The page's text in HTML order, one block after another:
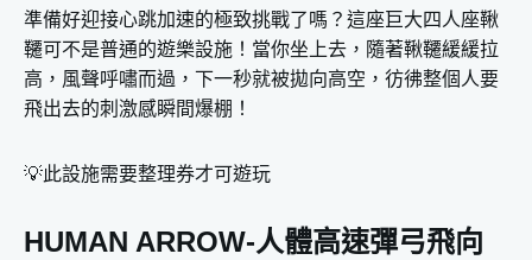
準備好迎接心跳加速的極致挑戰了嗎？這座巨大四人座鞦
韆可不是普通的遊樂設施！當你坐上去，隨著鞦韆緩緩拉
高，風聲呼嘯而過，下一秒就被拋向高空，彷彿整個人要
飛出去的刺激感瞬間爆棚！
💡此設施需要整理券才可遊玩
HUMAN ARROW-人體高速彈弓飛向